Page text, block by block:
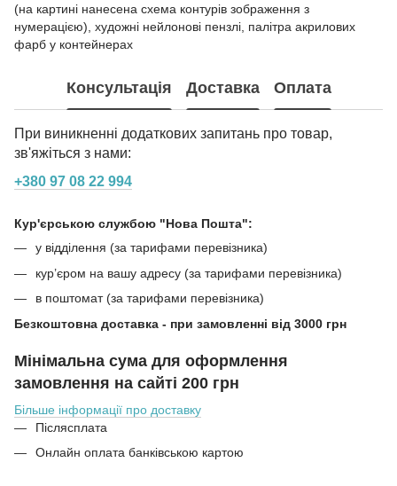
(на картині нанесена схема контурів зображення з
нумерацією), художні нейлонові пензлі, палітра акрилових
фарб у контейнерах
Консультація Доставка Оплата
При виникненні додаткових запитань про товар,
зв'яжіться з нами:
+380 97 08 22 994
Кур'єрською службою "Нова Пошта":
у відділення (за тарифами перевізника)
кур’єром на вашу адресу (за тарифами перевізника)
в поштомат (за тарифами перевізника)
Безкоштовна доставка - при замовленні від 3000 грн
Мінімальна сума для оформлення
замовлення на сайті 200 грн
Більше інформації про доставку
Післясплата
Онлайн оплата банківською картою